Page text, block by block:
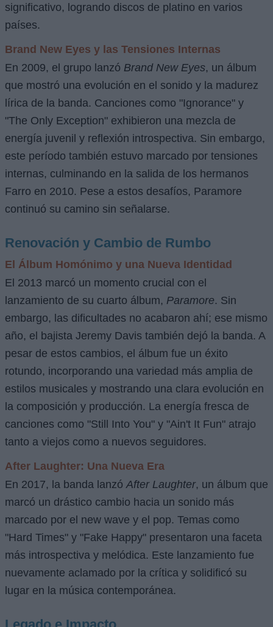
significativo, logrando discos de platino en varios
países.
Brand New Eyes y las Tensiones Internas
En 2009, el grupo lanzó Brand New Eyes, un álbum
que mostró una evolución en el sonido y la madurez
lírica de la banda. Canciones como "Ignorance" y
"The Only Exception" exhibieron una mezcla de
energía juvenil y reflexión introspectiva. Sin embargo,
este período también estuvo marcado por tensiones
internas, culminando en la salida de los hermanos
Farro en 2010. Pese a estos desafíos, Paramore
continuó su camino sin señalarse.
Renovación y Cambio de Rumbo
El Álbum Homónimo y una Nueva Identidad
El 2013 marcó un momento crucial con el
lanzamiento de su cuarto álbum, Paramore. Sin
embargo, las dificultades no acabaron ahí; ese mismo
año, el bajista Jeremy Davis también dejó la banda. A
pesar de estos cambios, el álbum fue un éxito
rotundo, incorporando una variedad más amplia de
estilos musicales y mostrando una clara evolución en
la composición y producción. La energía fresca de
canciones como "Still Into You" y "Ain't It Fun" atrajo
tanto a viejos como a nuevos seguidores.
After Laughter: Una Nueva Era
En 2017, la banda lanzóAfter Laughter, un álbum que
marcó un drástico cambio hacia un sonido más
marcado por el new wave y el pop. Temas como
"Hard Times" y "Fake Happy" presentaron una faceta
más introspectiva y melódica. Este lanzamiento fue
nuevamente aclamado por la crítica y solidificó su
lugar en la música contemporánea.